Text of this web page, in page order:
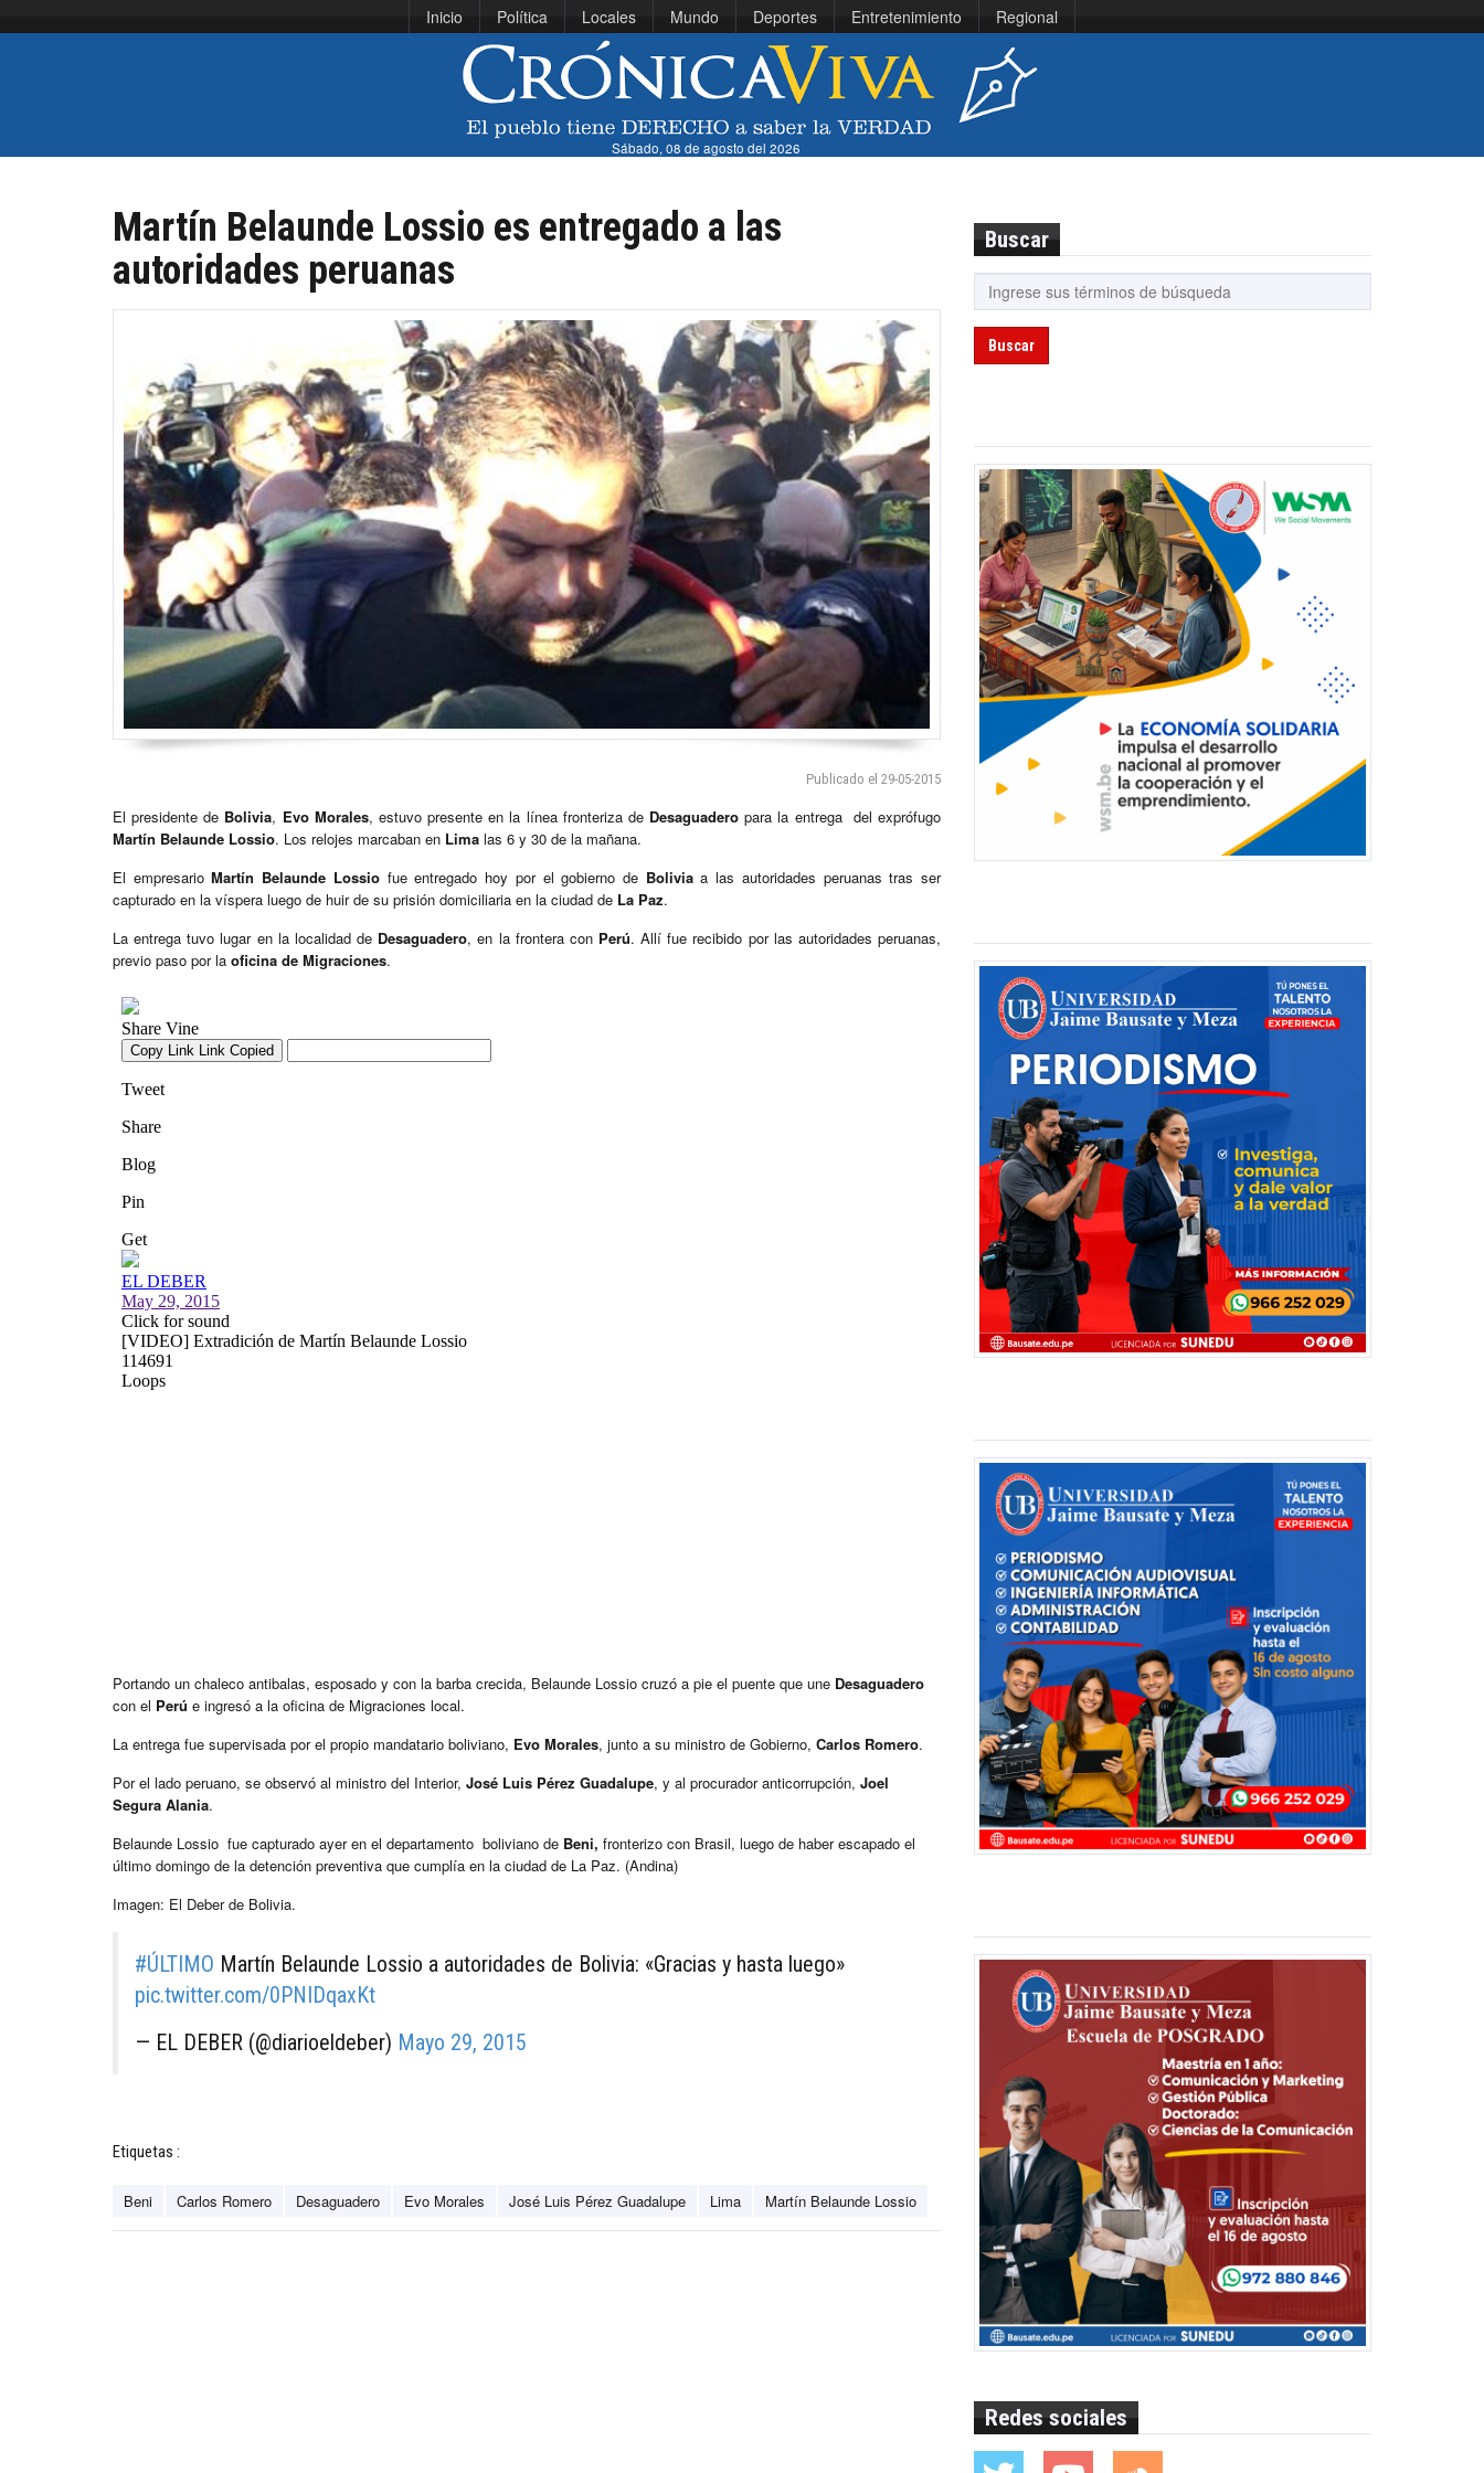
Inicio Política Locales Mundo Deportes Entretenimiento Regional
Sábado, 08 de agosto del 2026
Martín Belaunde Lossio es entregado a las
autoridades peruanas
Publicado el 29-05-2015
El presidente de Bolivia, Evo Morales, estuvo presente en la línea fronteriza de Desaguadero para la entrega del exprófugo
Martín Belaunde Lossio. Los relojes marcaban en Lima las 6 y 30 de la mañana.
El empresarioMartín Belaunde Lossiofue entregado hoy por el gobierno de Boliviaa las autoridades peruanas tras ser
capturado en la víspera luego de huir de su prisión domiciliaria en la ciudad de La Paz.
La entrega tuvo lugar en la localidad de Desaguadero, en la frontera con Perú. Allí fue recibido por las autoridades peruanas,
previo paso por la oficina de Migraciones.
Portando un chaleco antibalas, esposado y con la barba crecida, Belaunde Lossio cruzó a pie el puente que une Desaguadero
con el Perú e ingresó a la oficina de Migraciones local.
La entrega fue supervisada por el propio mandatario boliviano, Evo Morales, junto a su ministro de Gobierno, Carlos Romero.
Por el lado peruano, se observó al ministro del Interior, José Luis Pérez Guadalupe, y al procurador anticorrupción, Joel
Segura Alania.
Belaunde Lossio fue capturado ayer en el departamento boliviano de Beni, fronterizo con Brasil, luego de haber escapado el
último domingo de la detención preventiva que cumplía en la ciudad de La Paz. (Andina)
Imagen: El Deber de Bolivia.
#ÚLTIMO Martín Belaunde Lossio a autoridades de Bolivia: «Gracias y hasta luego»
pic.twitter.com/0PNIDqaxKt
— EL DEBER (@diarioeldeber) Mayo 29, 2015
Etiquetas :
Beni Carlos Romero Desaguadero Evo Morales José Luis Pérez Guadalupe Lima Martín Belaunde Lossio
Buscar
Buscar
Redes sociales